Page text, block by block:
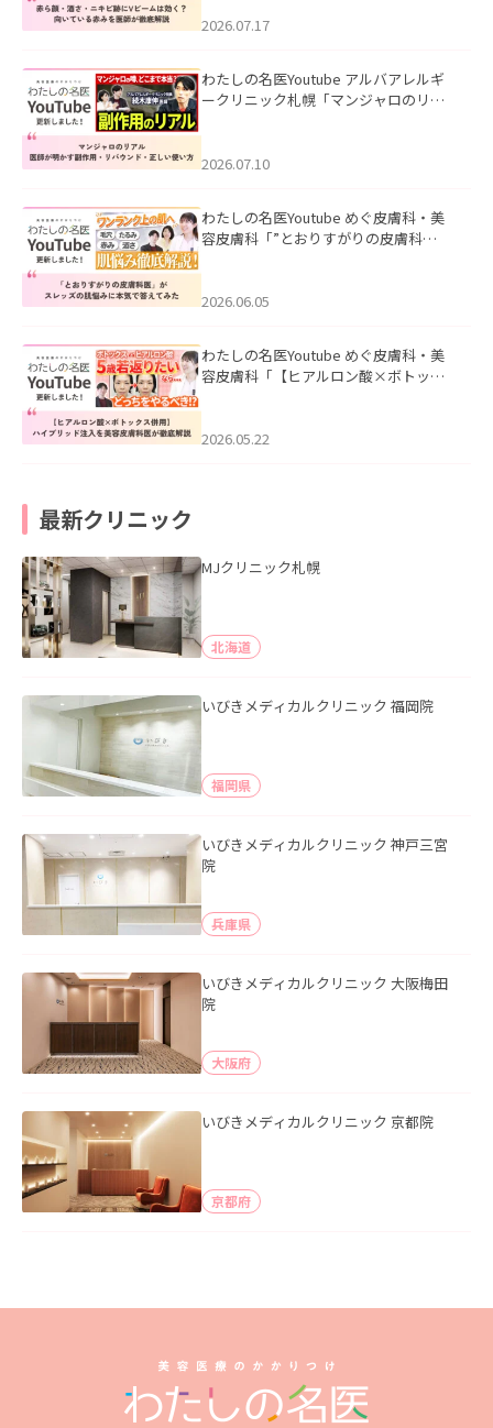
した。
2026.07.17
わたしの名医Youtube アルバアレルギ
ークリニック札幌「マンジャロのリア
た。
2026.07.10
わたしの名医Youtube めぐ皮膚科・美
容皮膚科「”とおりすがりの皮膚科
2026.06.05
わたしの名医Youtube めぐ皮膚科・美
容皮膚科「【ヒアルロン酸×ボトック
た。
2026.05.22
最新クリニック
MJクリニック札幌
北海道
いびきメディカルクリニック 福岡院
福岡県
いびきメディカルクリニック 神戸三宮
院
兵庫県
いびきメディカルクリニック 大阪梅田
院
大阪府
いびきメディカルクリニック 京都院
京都府